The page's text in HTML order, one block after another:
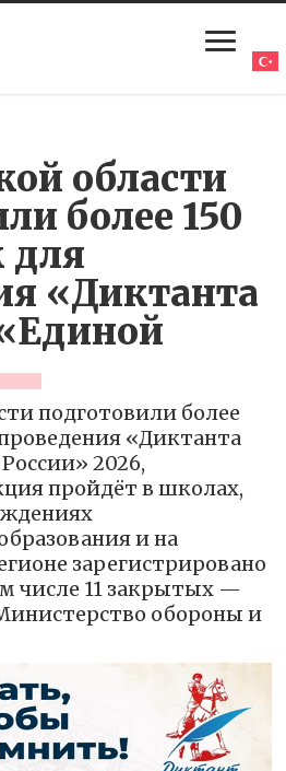
области
более 150
для
«Диктанта
подготовили более
«Диктанта
2026,
пройдёт в школах,
и на
зарегистрировано
числе 11 закрытых —
обороны и